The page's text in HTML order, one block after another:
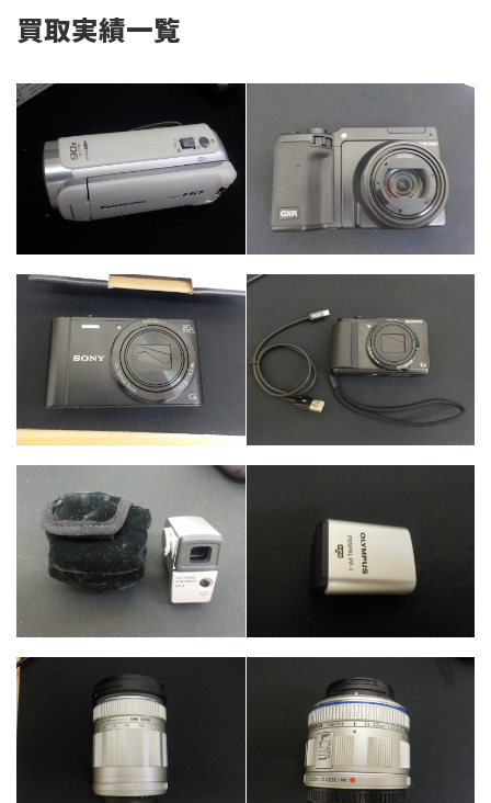
買取実績一覧
カテゴリー カメラ・レンズ カメラ・レンズ
カメラ・レンズ
カテゴリー
カテゴリー
カメラ・レンズ
カテゴリー
カメラ・レンズ
カテゴリー カメラ・レンズ カテゴリー カメラ・レンズ